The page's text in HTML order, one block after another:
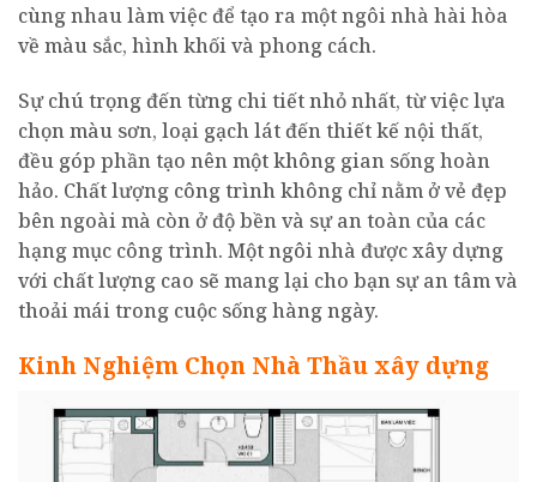
cùng nhau làm việc để tạo ra một ngôi nhà hài hòa
về màu sắc, hình khối và phong cách.
Sự chú trọng đến từng chi tiết nhỏ nhất, từ việc lựa
chọn màu sơn, loại gạch lát đến thiết kế nội thất,
đều góp phần tạo nên một không gian sống hoàn
hảo. Chất lượng công trình không chỉ nằm ở vẻ đẹp
bên ngoài mà còn ở độ bền và sự an toàn của các
hạng mục công trình. Một ngôi nhà được xây dựng
với chất lượng cao sẽ mang lại cho bạn sự an tâm và
thoải mái trong cuộc sống hàng ngày.
Kinh Nghiệm Chọn Nhà Thầu xây dựng